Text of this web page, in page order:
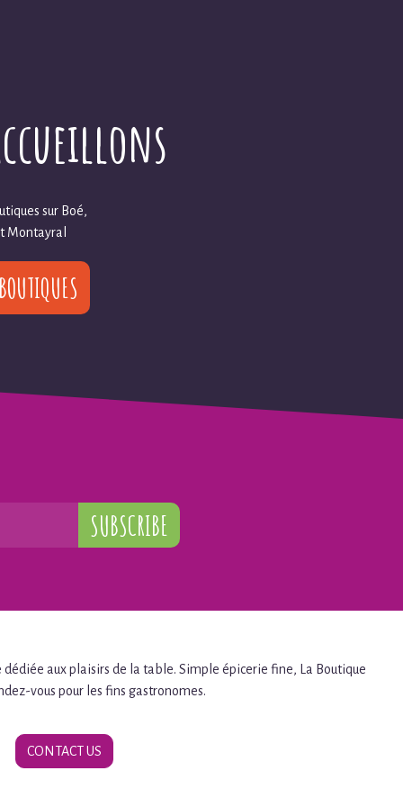
sur Boé,
Montayral
SUBSCRIBE
aux plaisirs de la table. Simple épicerie fine, La Boutique
vous pour les fins gastronomes.
CONTACT US